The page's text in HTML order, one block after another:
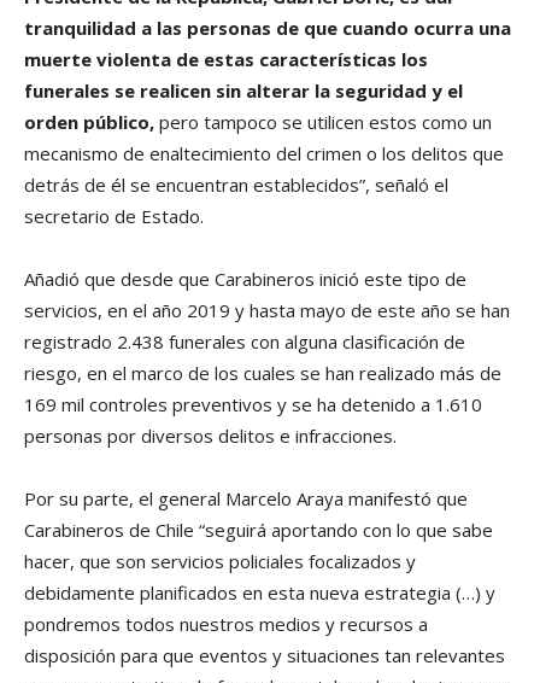
tranquilidad a las personas de que cuando ocurra una
muerte violenta de estas características los
funerales se realicen sin alterar la seguridad y el
orden público, pero tampoco se utilicen estos como un
mecanismo de enaltecimiento del crimen o los delitos que
detrás de él se encuentran establecidos”, señaló el
secretario de Estado.
Añadió que desde que Carabineros inició este tipo de
servicios, en el año 2019 y hasta mayo de este año se han
registrado 2.438 funerales con alguna clasificación de
riesgo, en el marco de los cuales se han realizado más de
169 mil controles preventivos y se ha detenido a 1.610
personas por diversos delitos e infracciones.
Por su parte, el general Marcelo Araya manifestó que
Carabineros de Chile “seguirá aportando con lo que sabe
hacer, que son servicios policiales focalizados y
debidamente planificados en esta nueva estrategia (…) y
pondremos todos nuestros medios y recursos a
disposición para que eventos y situaciones tan relevantes